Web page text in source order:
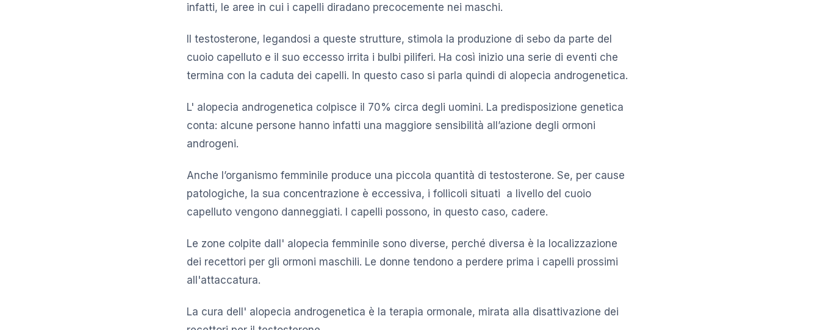
infatti, le aree in cui i capelli diradano precocemente nei maschi.
Il testosterone, legandosi a queste strutture, stimola la produzione di sebo da parte del
cuoio capelluto e il suo eccesso irrita i bulbi piliferi. Ha così inizio una serie di eventi che
termina con la caduta dei capelli. In questo caso si parla quindi di alopecia androgenetica.
L' alopecia androgenetica colpisce il 70% circa degli uomini. La predisposizione genetica
conta: alcune persone hanno infatti una maggiore sensibilità all’azione degli ormoni
androgeni.
Anche l’organismo femminile produce una piccola quantità di testosterone. Se, per cause
patologiche, la sua concentrazione è eccessiva, i follicoli situati a livello del cuoio
capelluto vengono danneggiati. I capelli possono, in questo caso, cadere.
Le zone colpite dall' alopecia femminile sono diverse, perché diversa è la localizzazione
dei recettori per gli ormoni maschili. Le donne tendono a perdere prima i capelli prossimi
all'attaccatura.
La cura dell' alopecia androgenetica è la terapia ormonale, mirata alla disattivazione dei